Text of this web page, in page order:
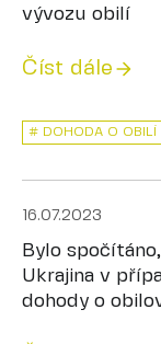
vývozu obilí
Číst dále
# DOHODA O OBILÍ
16.07.2023
Bylo
Ukrajina v
dohody o